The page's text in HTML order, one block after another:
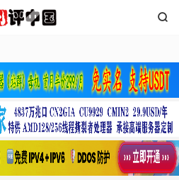
